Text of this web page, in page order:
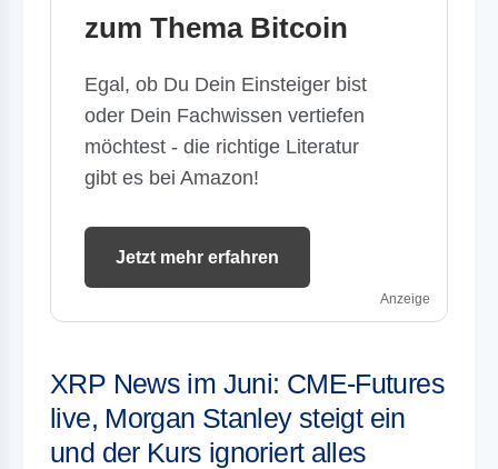
zum Thema Bitcoin
Egal, ob Du Dein Einsteiger bist
oder Dein Fachwissen vertiefen
möchtest - die richtige Literatur
gibt es bei Amazon!
Jetzt mehr erfahren
Anzeige
XRP News im Juni: CME-Futures
live, Morgan Stanley steigt ein
und der Kurs ignoriert alles